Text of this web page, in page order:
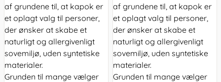
af grundene til, at kapok er
et oplagt valg til personer,
der ønsker at skabe et
naturligt og allergivenligt
sovemiljø, uden syntetiske
materialer.
Grunden til mange vælger
af grundene til, at kapok er
et oplagt valg til personer,
der ønsker at skabe et
naturligt og allergivenligt
sovemiljø, uden syntetiske
materialer.
Grunden til mange vælger